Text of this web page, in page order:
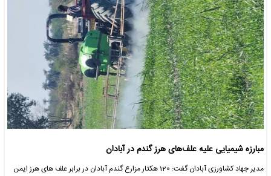
مبارزه شیمیایی علیه علف‌های هرز گندم در آبادان
مدیر جهاد کشاورزی آبادان گفت: 120 هکتار مزارع گندم آبادان در برابر علف های هرز ایمن